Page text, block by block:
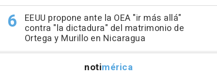
EEUU propone ante la OEA "ir más allá"
contra "la dictadura" del matrimonio de
Ortega y Murillo en Nicaragua
notimérica